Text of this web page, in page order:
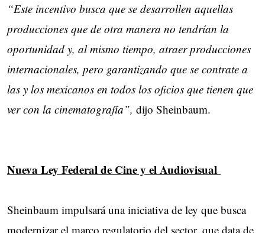
“Este incentivo busca que se desarrollen aquellas
producciones que de otra manera no tendrían la
oportunidad y, al mismo tiempo, atraer producciones
internacionales, pero garantizando que se contrate a
las y los mexicanos en todos los oficios que tienen que
ver con la cinematografía”, dijo Sheinbaum.
Nueva Ley Federal de Cine y el Audiovisual
Sheinbaum impulsará una iniciativa de ley que busca
modernizar el marco regulatorio del sector, que data de